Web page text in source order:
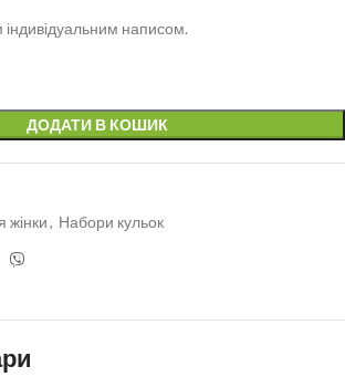
написом.
ДОДАТИ В КОШИК
жінки, Набори кульок